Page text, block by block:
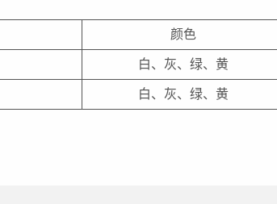
颜色
白、灰、绿、黄
白、灰、绿、黄